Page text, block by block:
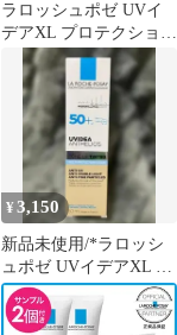
ラロッシュポゼ UVイ
デアXL プロテクション
トーンアップ ローズ
¥3,150
新品未使用/*ラロッシ
ュポゼ UVイデアXL プ
ロテクショントーンア
ップティント